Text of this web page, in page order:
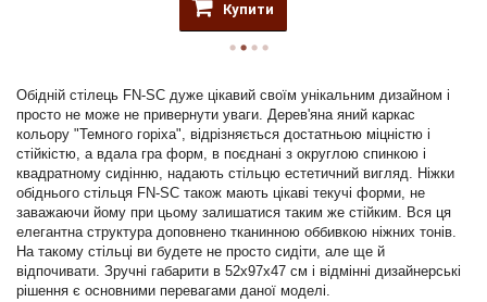
Купити
Обідній стілець FN-SC дуже цікавий своїм унікальним дизайном і
просто не може не привернути уваги. Дерев'яна яний каркас
кольору "Темного горіха", відрізняється достатньою міцністю і
стійкістю, а вдала гра форм, в поєднані з округлою спинкою і
квадратному сидінню, надають стільцю естетичний вигляд. Ніжки
обіднього стільця FN-SC також мають цікаві текучі форми, не
заважаючи йому при цьому залишатися таким же стійким. Вся ця
елегантна структура доповнено тканинною оббивкою ніжних тонів.
На такому стільці ви будете не просто сидіти, але ще й
відпочивати. Зручні габарити в 52х97х47 см і відмінні дизайнерські
рішення є основними перевагами даної моделі.